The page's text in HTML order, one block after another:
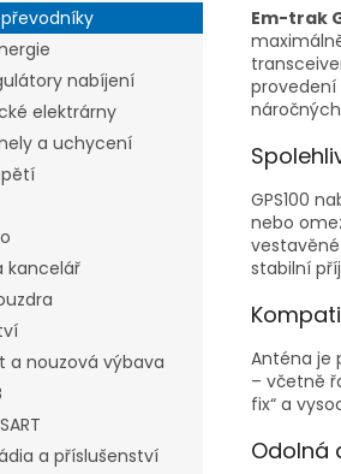
nabíjení
elektrárny
a uchycení
kancelář
a nouzová výbava
a příslušenství
Em-trak
GPS100
nebo
stabilní
Anténa je
– včetně
fix“ a
Odolná